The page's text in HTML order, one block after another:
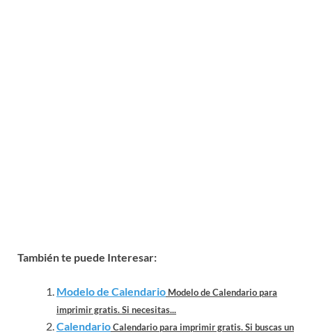
También te puede Interesar:
Modelo de Calendario Modelo de Calendario para
imprimir gratis. Si necesitas...
CalendarioCalendario para imprimir gratis. Si buscas un